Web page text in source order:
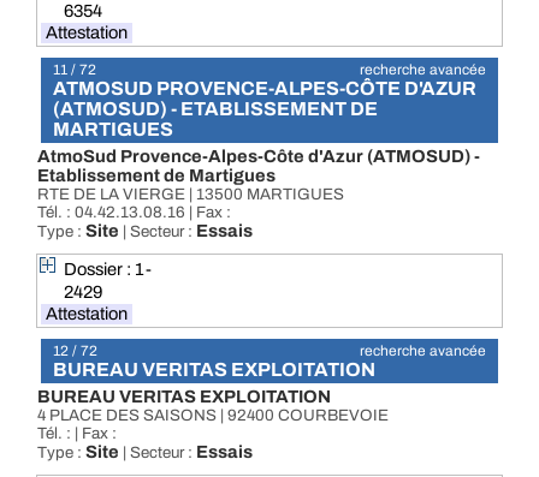
6354
Attestation
11 / 72 recherche avancée
ATMOSUD PROVENCE-ALPES-CÔTE D'AZUR
(ATMOSUD) - ETABLISSEMENT DE
MARTIGUES
AtmoSud Provence-Alpes-Côte d'Azur (ATMOSUD) -
Etablissement de Martigues
RTE DE LA VIERGE | 13500 MARTIGUES
Tél. : 04.42.13.08.16 | Fax :
Type : Site | Secteur : Essais
Dossier : 1-
2429
Attestation
12 / 72 recherche avancée
BUREAU VERITAS EXPLOITATION
BUREAU VERITAS EXPLOITATION
4 PLACE DES SAISONS | 92400 COURBEVOIE
Tél. : | Fax :
Type : Site | Secteur : Essais